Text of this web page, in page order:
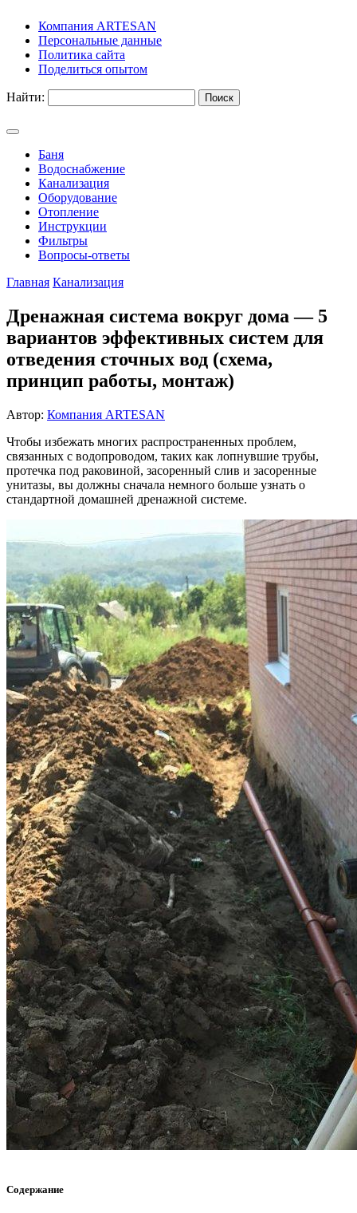
Компания ARTESAN
Персональные данные
Политика сайта
Поделиться опытом
Найти:
Баня
Водоснабжение
Канализация
Оборудование
Отопление
Инструкции
Фильтры
Вопросы-ответы
Главная Канализация
Дренажная система вокруг дома — 5
вариантов эффективных систем для
отведения сточных вод (схема,
принцип работы, монтаж)
Автор: Компания ARTESAN
Чтобы избежать многих распространенных проблем,
связанных с водопроводом, таких как лопнувшие трубы,
протечка под раковиной, засоренный слив и засоренные
унитазы, вы должны сначала немного больше узнать о
стандартной домашней дренажной системе.
Содержание